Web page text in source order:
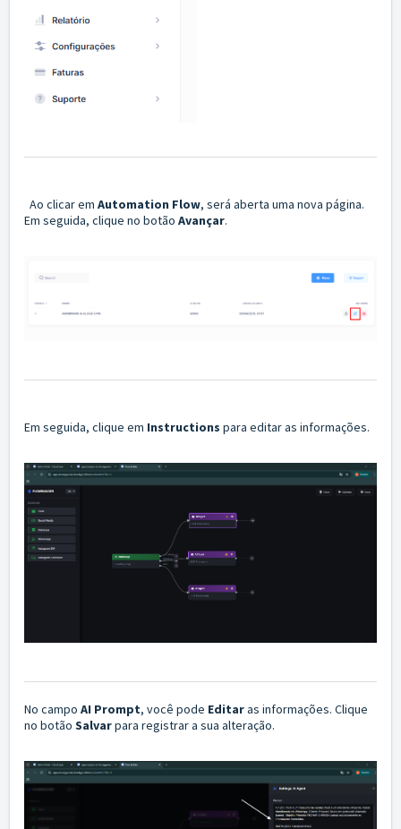
Ao clicar em Automation Flow, será aberta uma nova página.
Em seguida, clique no botão Avançar.
Em seguida, clique em Instructions para editar as informações.
No campo AI Prompt, você pode Editaras informações. Clique
no botão Salvarpara registrar a sua alteração.